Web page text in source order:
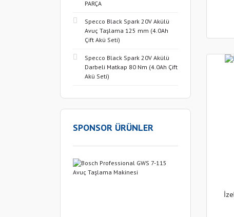
PARÇA
Specco Black Spark 20V Akülü
Avuç Taşlama 125 mm (4.0Ah
Çift Akü Seti)
Specco Black Spark 20V Akülü
Darbeli Matkap 80 Nm (4.0Ah Çift
Akü Seti)
SPONSOR ÜRÜNLER